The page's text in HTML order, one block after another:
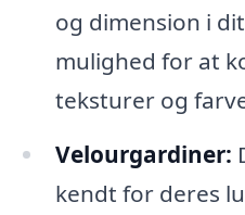
og dimension i
mulighed for at
teksturer og
Velourgardiner:
kendt for deres